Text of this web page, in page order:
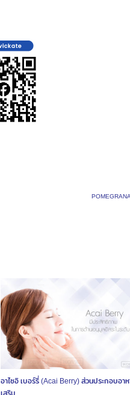
อาไซอิ เบอร์รี่ (Acai Berry) ส่วนประกอบอา